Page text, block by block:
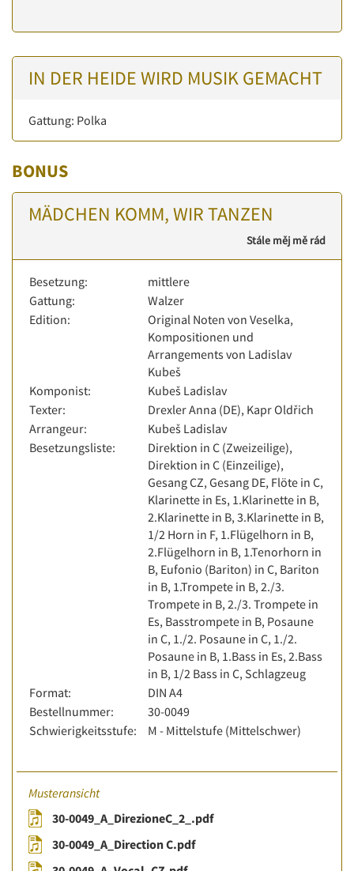
IN DER HEIDE WIRD MUSIK GEMACHT
Gattung: Polka
BONUS
MÄDCHEN KOMM, WIR TANZEN
Stále měj mě rád
Besetzung:
mittlere
Gattung:
Walzer
Edition:
Original Noten von Veselka,
Kompositionen und
Arrangements von Ladislav
Kubeš
Komponist:
Kubeš Ladislav
Texter:
Drexler Anna (DE), Kapr Oldřich
Arrangeur:
Kubeš Ladislav
Besetzungsliste:
Direktion in C (Zweizeilige),
Direktion in C (Einzeilige),
Gesang CZ, Gesang DE, Flöte in C,
Klarinette in Es, 1.Klarinette in B,
2.Klarinette in B, 3.Klarinette in B,
1/2 Horn in F, 1.Flügelhorn in B,
2.Flügelhorn in B, 1.Tenorhorn in
B, Eufonio (Bariton) in C, Bariton
in B, 1.Trompete in B, 2./3.
Trompete in B, 2./3. Trompete in
Es, Basstrompete in B, Posaune
in C, 1./2. Posaune in C, 1./2.
Posaune in B, 1.Bass in Es, 2.Bass
in B, 1/2 Bass in C, Schlagzeug
Format:
DIN A4
Bestellnummer:
30-0049
Schwierigkeitsstufe:
M - Mittelstufe (Mittelschwer)
Musteransicht
30-0049_A_DirezioneC_2_.pdf
30-0049_A_Direction C.pdf